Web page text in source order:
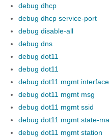
debug dhcp
debug dhcp service-port
debug disable-all
debug dns
debug dot11
debug dot11
debug dot11 mgmt interface
debug dot11 mgmt msg
debug dot11 mgmt ssid
debug dot11 mgmt state-
debug dot11 mgmt station